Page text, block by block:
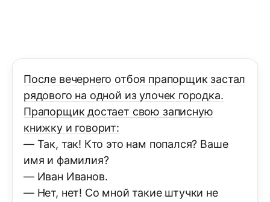
После вечернего отбоя прапорщик застал
рядового на одной из улочек городка.
Прапорщик достает свою записную
книжку и говорит:
— Так, так! Кто это нам попался? Ваше
имя и фамилия?
— Иван Иванов.
— Нет, нет! Со мной такие штучки не